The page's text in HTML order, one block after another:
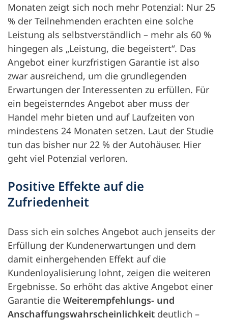
Monaten zeigt sich noch mehr Potenzial: Nur 25
% der Teilnehmenden erachten eine solche
Leistung als selbstverständlich – mehr als 60 %
hingegen als „Leistung, die begeistert“. Das
Angebot einer kurzfristigen Garantie ist also
zwar ausreichend, um die grundlegenden
Erwartungen der Interessenten zu erfüllen. Für
ein begeisterndes Angebot aber muss der
Handel mehr bieten und auf Laufzeiten von
mindestens 24 Monaten setzen. Laut der Studie
tun das bisher nur 22 % der Autohäuser. Hier
geht viel Potenzial verloren.
Positive Effekte auf die
Zufriedenheit
Dass sich ein solches Angebot auch jenseits der
Erfüllung der Kundenerwartungen und dem
damit einhergehenden Effekt auf die
Kundenloyalisierung lohnt, zeigen die weiteren
Ergebnisse. So erhöht das aktive Angebot einer
Garantie die Weiterempfehlungs- und
Anschaffungswahrscheinlichkeit deutlich –